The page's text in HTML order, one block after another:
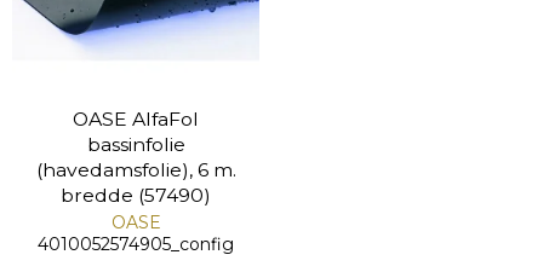
OASE AlfaFol
bassinfolie
(havedamsfolie), 6 m.
bredde (57490)
OASE
4010052574905_config